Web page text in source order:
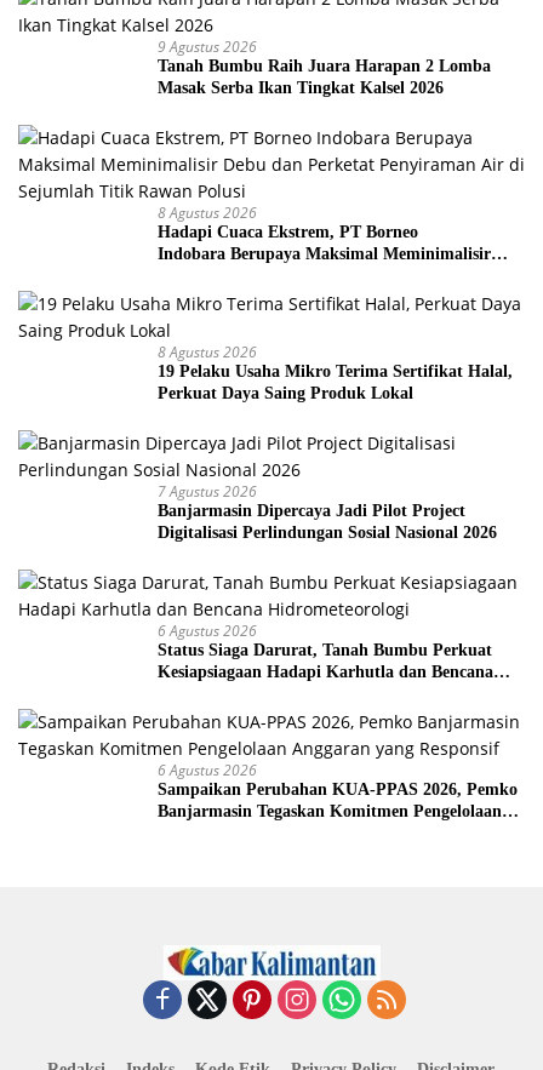
9 Agustus 2026
Tanah Bumbu Raih Juara Harapan 2 Lomba
Masak Serba Ikan Tingkat Kalsel 2026
8 Agustus 2026
Hadapi Cuaca Ekstrem, PT Borneo
Indobara Berupaya Maksimal Meminimalisir
Titik Rawan Polusi
8 Agustus 2026
19 Pelaku Usaha Mikro Terima Sertifikat Halal,
Perkuat Daya Saing Produk Lokal
7 Agustus 2026
Banjarmasin Dipercaya Jadi Pilot Project
Digitalisasi Perlindungan Sosial Nasional 2026
6 Agustus 2026
Status Siaga Darurat, Tanah Bumbu Perkuat
Kesiapsiagaan Hadapi Karhutla dan Bencana
6 Agustus 2026
Sampaikan Perubahan KUA-PPAS 2026, Pemko
Banjarmasin Tegaskan Komitmen Pengelolaan